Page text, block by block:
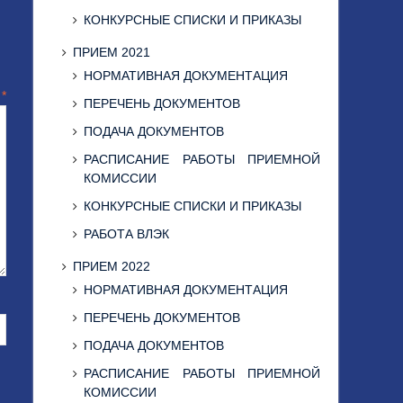
*
КОНКУРСНЫЕ СПИСКИ И ПРИКАЗЫ
ПРИЕМ 2021
НОРМАТИВНАЯ ДОКУМЕНТАЦИЯ
ПЕРЕЧЕНЬ ДОКУМЕНТОВ
ПОДАЧА ДОКУМЕНТОВ
РАСПИСАНИЕ РАБОТЫ ПРИЕМНОЙ
КОМИССИИ
КОНКУРСНЫЕ СПИСКИ И ПРИКАЗЫ
РАБОТА ВЛЭК
ПРИЕМ 2022
НОРМАТИВНАЯ ДОКУМЕНТАЦИЯ
ПЕРЕЧЕНЬ ДОКУМЕНТОВ
ПОДАЧА ДОКУМЕНТОВ
РАСПИСАНИЕ РАБОТЫ ПРИЕМНОЙ
КОМИССИИ